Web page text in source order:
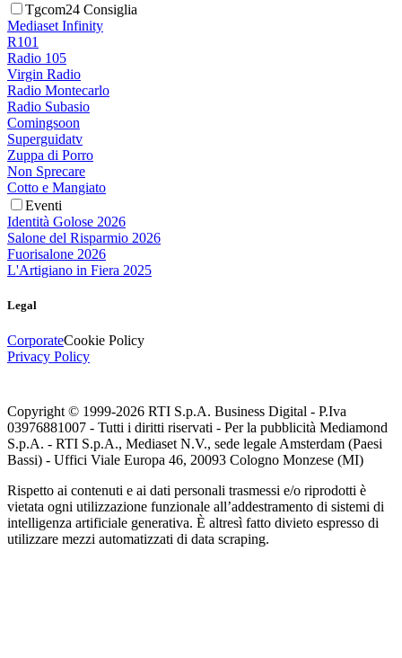
Tgcom24 Consiglia
Mediaset Infinity
R101
Radio 105
Virgin Radio
Radio Montecarlo
Radio Subasio
Comingsoon
Superguidatv
Zuppa di Porro
Non Sprecare
Cotto e Mangiato
Eventi
Identità Golose 2026
Salone del Risparmio 2026
Fuorisalone 2026
L'Artigiano in Fiera 2025
Legal
CorporateCookie Policy
Privacy Policy
Copyright © 1999-2026 RTI S.p.A. Business Digital - P.Iva
03976881007 - Tutti i diritti riservati - Per la pubblicità Mediamond
S.p.A. - RTI S.p.A., Mediaset N.V., sede legale Amsterdam (Paesi
Bassi) - Uffici Viale Europa 46, 20093 Cologno Monzese (MI)
Rispetto ai contenuti e ai dati personali trasmessi e/o riprodotti è
vietata ogni utilizzazione funzionale all’addestramento di sistemi di
intelligenza artificiale generativa. È altresì fatto divieto espresso di
utilizzare mezzi automatizzati di data scraping.